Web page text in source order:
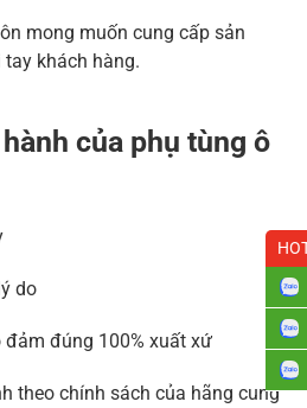
mong muốn cung cấp sản
khách hàng.
của phụ tùng ô
do
đúng 100% xuất xứ
theo chính sách của hãng cung